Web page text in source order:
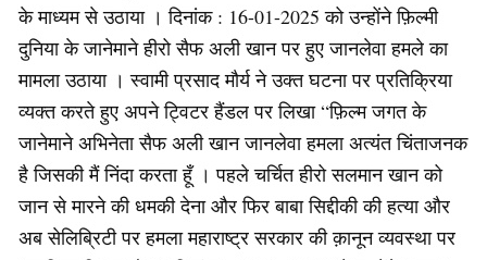
के माध्यम से उठाया । दिनांक : 16-01-2025 को उन्होंने फ़िल्मी
दुनिया के जानेमाने हीरो सैफ अली खान पर हुए जानलेवा हमले का
मामला उठाया । स्वामी प्रसाद मौर्य ने उक्त घटना पर प्रतिक्रिया
व्यक्त करते हुए अपने ट्विटर हैंडल पर लिखा “फ़िल्म जगत के
जानेमाने अभिनेता सैफ अली खान जानलेवा हमला अत्यंत चिंताजनक
है जिसकी मैं निंदा करता हूँ । पहले चर्चित हीरो सलमान खान को
जान से मारने की धमकी देना और फिर बाबा सिद्दीकी की हत्या और
अब सेलिब्रिटी पर हमला महाराष्ट्र सरकार की क़ानून व्यवस्था पर